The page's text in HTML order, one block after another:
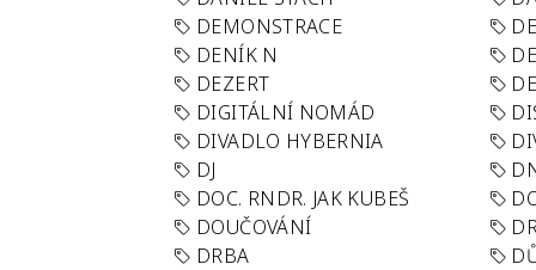
DEMONSTRACE
DENÍK N
DEZERT
DIGITÁLNÍ NOMÁD
DIVADLO HYBERNIA
DJ
DOC. RNDR. JAK KUBEŠ
DOUČOVÁNÍ
DRBA